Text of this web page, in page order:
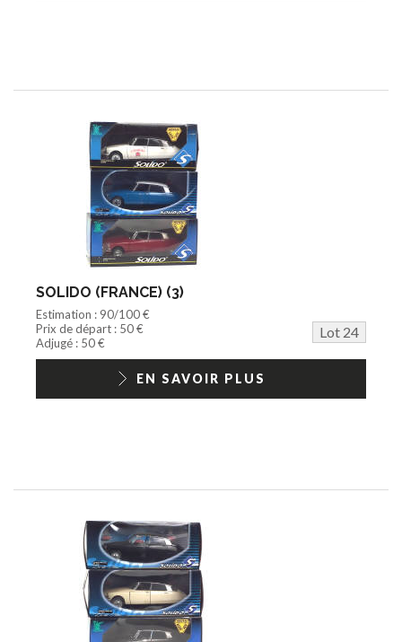
SOLIDO (FRANCE) (3)
Estimation : 90/100 €
Prix de départ : 50 €
Lot 24
Adjugé : 50 €
EN SAVOIR PLUS